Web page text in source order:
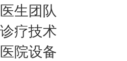
医生团队
诊疗技术
医院设备